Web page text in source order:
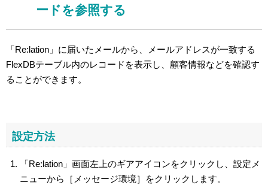
ードを参照する
「Re:lation」に届いたメールから、メールアドレスが一致する
FlexDBテーブル内のレコードを表示し、顧客情報などを確認す
ることができます。
設定方法
「Re:lation」画面左上のギアアイコンをクリックし、設定メ
ニューから［メッセージ環境］をクリックします。